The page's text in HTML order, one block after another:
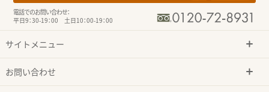
電話でのお問い合わせ：
平日9：30-19：00 土日10：00-19：00
サイトメニュー
お問い合わせ